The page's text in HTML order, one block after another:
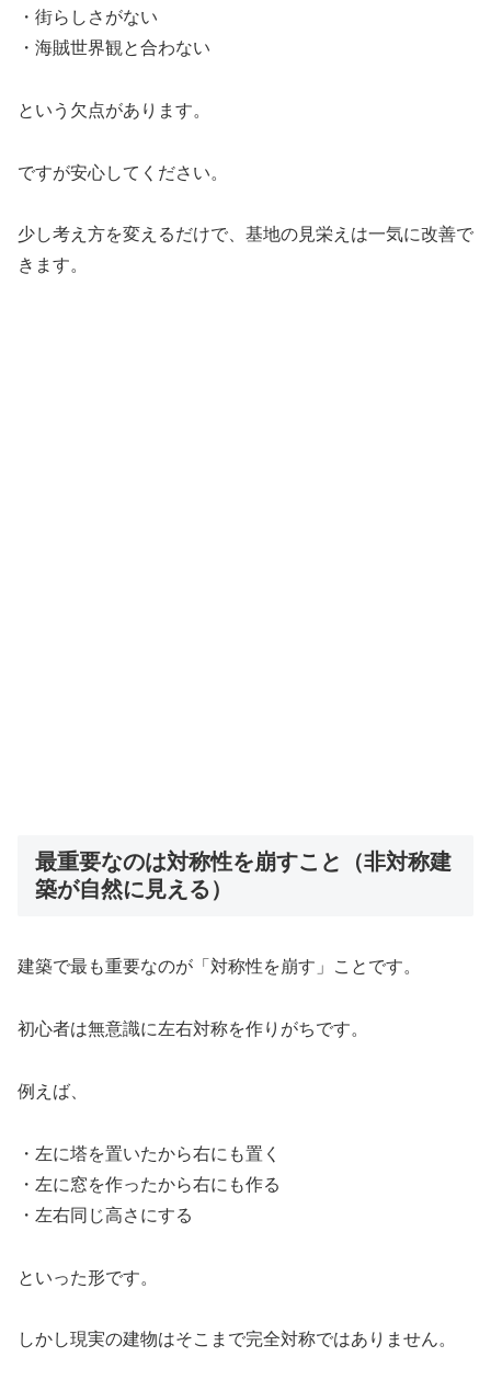
・街らしさがない
・海賊世界観と合わない
という欠点があります。
ですが安心してください。
少し考え方を変えるだけで、基地の見栄えは一気に改善で
きます。
最重要なのは対称性を崩すこと（非対称建
築が自然に見える）
建築で最も重要なのが「対称性を崩す」ことです。
初心者は無意識に左右対称を作りがちです。
例えば、
・左に塔を置いたから右にも置く
・左に窓を作ったから右にも作る
・左右同じ高さにする
といった形です。
しかし現実の建物はそこまで完全対称ではありません。